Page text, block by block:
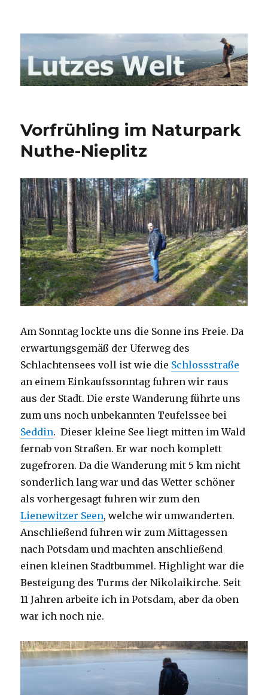
Lutzes- Welt Blog
Vorfrühling im Naturpark
Nuthe-Nieplitz
Am Sonntag lockte uns die Sonne ins Freie. Da
erwartungsgemäß der Uferweg des
Schlachtensees voll ist wie die Schlossstraße
an einem Einkaufssonntag fuhren wir raus
aus der Stadt. Die erste Wanderung führte uns
zum uns noch unbekannten Teufelssee bei
Seddin. Dieser kleine See liegt mitten im Wald
fernab von Straßen. Er war noch komplett
zugefroren. Da die Wanderung mit 5 km nicht
sonderlich lang war und das Wetter schöner
als vorhergesagt fuhren wir zum den
Lienewitzer Seen, welche wir umwanderten.
Anschließend fuhren wir zum Mittagessen
nach Potsdam und machten anschließend
einen kleinen Stadtbummel. Highlight war die
Besteigung des Turms der Nikolaikirche. Seit
11 Jahren arbeite ich in Potsdam, aber da oben
war ich noch nie.